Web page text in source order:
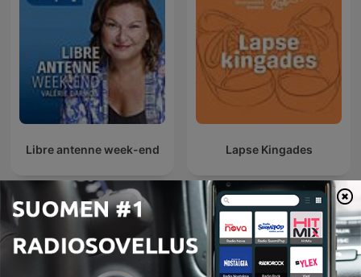
Libre antenne week-end Lapse Kingades